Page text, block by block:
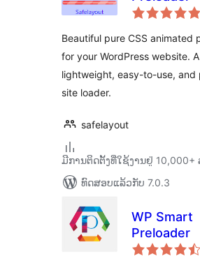
WordPress
Beautiful pure CSS animated
for your WordPress website.
lightweight, easy-to-use, and
site loader.
safelayout
ມີການຕິດຕັ້ງທີ່ໃຊ້ງານຢູ່ 10,000+
ທົດສອບແລ້ວກັບ 7.0.3
WP Smart
Preloader